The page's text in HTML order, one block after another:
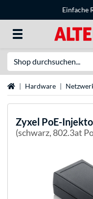
Einfache
StartseiteHardware
Zyxel PoE-
(schwarz, 802.3at